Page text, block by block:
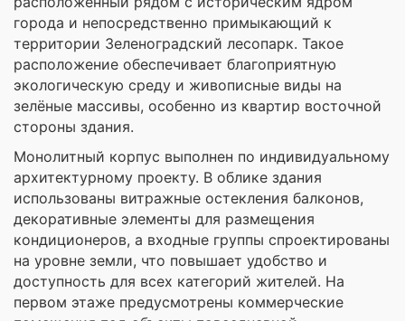
города и непосредственно примыкающий к
территории Зеленоградский лесопарк. Такое
расположение обеспечивает благоприятную
экологическую среду и живописные виды на
зелёные массивы, особенно из квартир восточной
стороны здания.
Монолитный корпус выполнен по индивидуальному
архитектурному проекту. В облике здания
использованы витражные остекления балконов,
декоративные элементы для размещения
кондиционеров, а входные группы спроектированы
на уровне земли, что повышает удобство и
доступность для всех категорий жителей. На
первом этаже предусмотрены коммерческие